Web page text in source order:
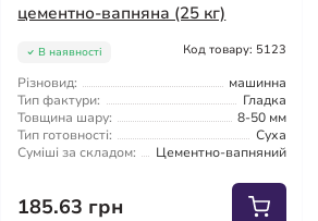
цементно-вапняна (25 кг)
В наявності Код товару: 5123
Різновид:
машинна
Тип фактури:
Гладка
Товщина шару:
8-50 мм
Тип готовності:
Суха
Суміші за складом:
Цементно-вапняний
185.63 грн